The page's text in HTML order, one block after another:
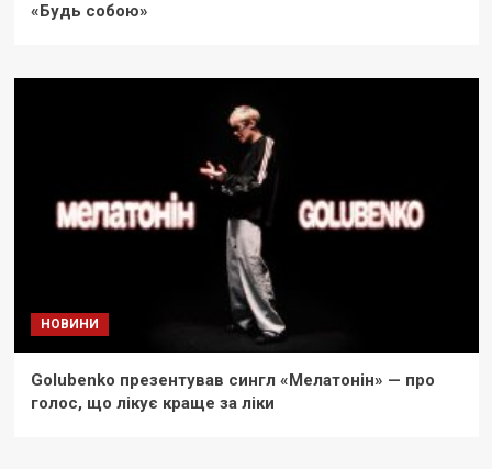
«Будь собою»
НОВИНИ
Golubenko презентував сингл «Мелатонін» — про
голос, що лікує краще за ліки